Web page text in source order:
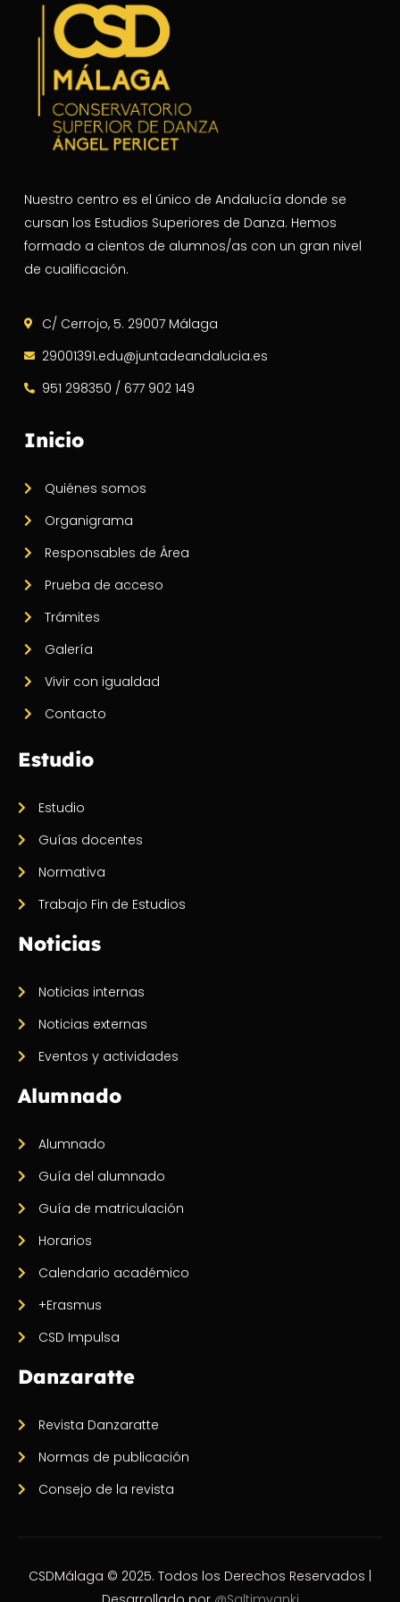
Nuestro centro es el único de Andalucía donde se
cursan los Estudios Superiores de Danza. Hemos
formado a cientos de alumnos/as con un gran nivel
de cualificación.
C/ Cerrojo, 5. 29007 Málaga
29001391.edu@juntadeandalucia.es
951 298350 / 677 902 149
Inicio
Quiénes somos
Organigrama
Responsables de Área
Prueba de acceso
Trámites
Galería
Vivir con igualdad
Contacto
Estudio
Estudio
Guías docentes
Normativa
Trabajo Fin de Estudios
Noticias
Noticias internas
Noticias externas
Eventos y actividades
Alumnado
Alumnado
Guía del alumnado
Guía de matriculación
Horarios
Calendario académico
+Erasmus
CSD Impulsa
Danzaratte
Revista Danzaratte
Normas de publicación
Consejo de la revista
CSDMálaga © 2025. Todos los Derechos Reservados |